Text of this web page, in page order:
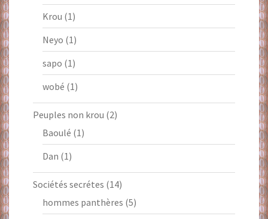
Krou (1)
Neyo (1)
sapo (1)
wobé (1)
Peuples non krou (2)
Baoulé (1)
Dan (1)
Sociétés secrétes (14)
hommes panthères (5)